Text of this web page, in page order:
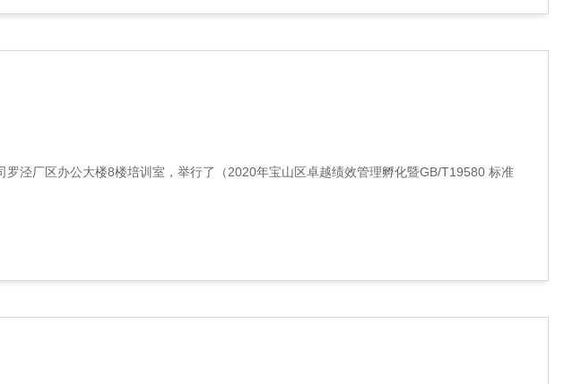
泾厂区办公大楼8楼培训室，举行了（2020年宝山区卓越绩效管理孵化暨GB/T19580 标准